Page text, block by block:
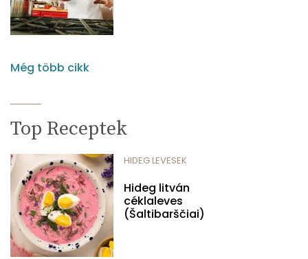
Még több cikk
Top Receptek
HIDEG LEVESEK
Hideg litván
céklaleves
(Šaltibarščiai)